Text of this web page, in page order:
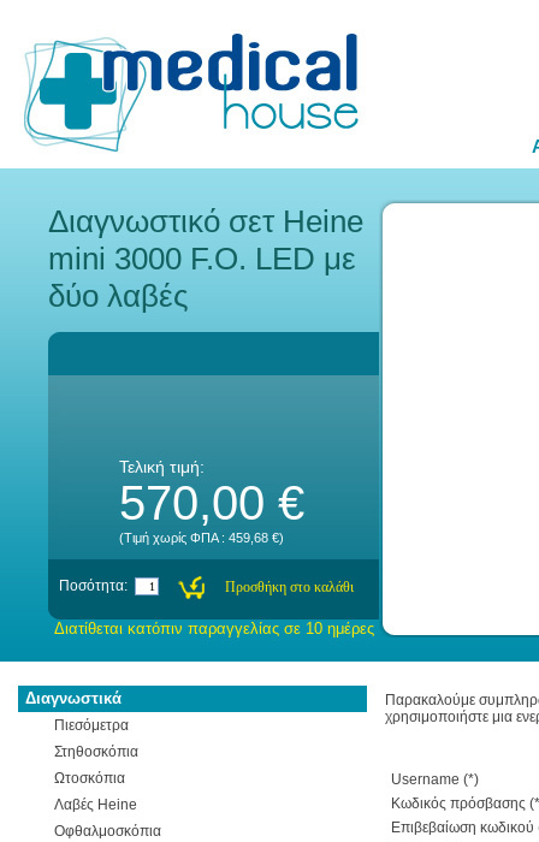
Διαγνωστικό σετ Heine
mini 3000 F.O. LED με
δύο λαβές
Τελική τιμή:
570,00 €
(Τιμή χωρίς ΦΠΑ : 459,68 €)
Ποσότητα:
Διατίθεται κατόπιν παραγγελίας σε 10 ημέρες
Διαγνωστικά
Πιεσόμετρα
Στηθοσκόπια
Ωτοσκόπια
Λαβές Heine
Οφθαλμοσκόπια
Παρακαλούμε
χρησιμοποιήστε μια
Username (*)
Κωδικός πρόσβασης
Επιβεβαίωση κωδικού